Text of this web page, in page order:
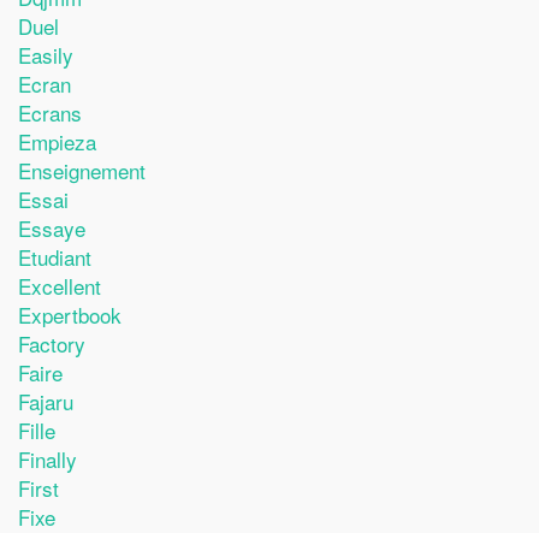
Duel
Easily
Ecran
Ecrans
Empieza
Enseignement
Essai
Essaye
Etudiant
Excellent
Expertbook
Factory
Faire
Fajaru
Fille
Finally
First
Fixe